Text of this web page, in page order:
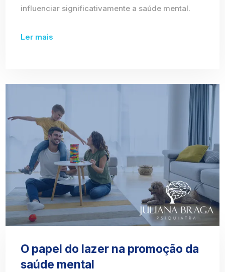
influenciar significativamente a saúde mental.
Ler mais
O papel do lazer na promoção da
saúde mental